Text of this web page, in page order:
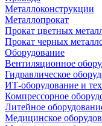
Металлоконструкции
Металлопрокат
Прокат цветных
Прокат черных
Оборудование
Вентиляционное
Гидравлическое
ИТ-оборудование и
Компрессорное
Литейное
Медицинское